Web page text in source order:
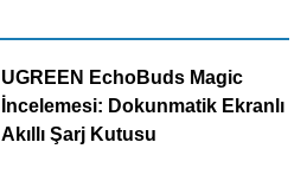
UGREEN EchoBuds Magic
İncelemesi: Dokunmatik Ekranlı
Akıllı Şarj Kutusu